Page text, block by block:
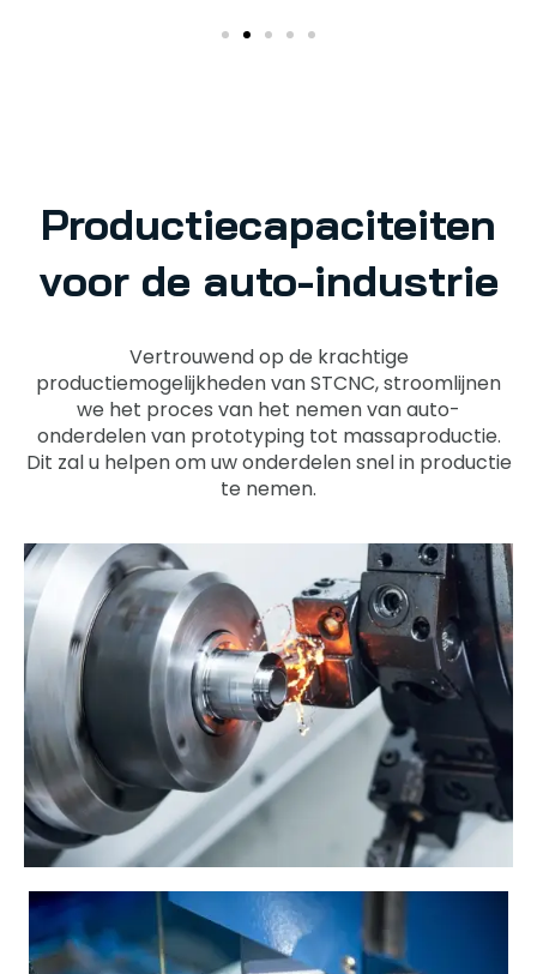
Productiecapaciteiten
voor de auto-industrie
Vertrouwend op de krachtige
productiemogelijkheden van STCNC, stroomlijnen
we het proces van het nemen van auto-
onderdelen van prototyping tot massaproductie.
Dit zal u helpen om uw onderdelen snel in productie
te nemen.